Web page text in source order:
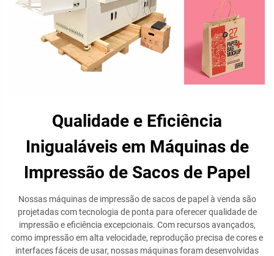
Qualidade e Eficiência
Inigualáveis em Máquinas de
Impressão de Sacos de Papel
Nossas máquinas de impressão de sacos de papel à venda são
projetadas com tecnologia de ponta para oferecer qualidade de
impressão e eficiência excepcionais. Com recursos avançados,
como impressão em alta velocidade, reprodução precisa de cores e
interfaces fáceis de usar, nossas máquinas foram desenvolvidas